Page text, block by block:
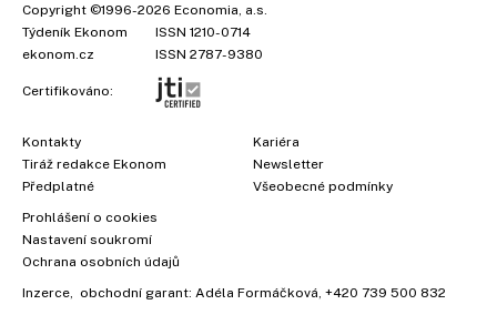
Copyright ©1996-2026 Economia, a.s.
Týdeník Ekonom
ISSN 1210-0714
ekonom.cz
ISSN 2787-9380
Certifikováno:
Kontakty
Tiráž redakce Ekonom
Předplatné
Kariéra
Newsletter
Všeobecné podmínky
Prohlášení o cookies
Nastavení soukromí
Ochrana osobních údajů
Inzerce , obchodní garant: Adéla Formáčková +420 739 500 832